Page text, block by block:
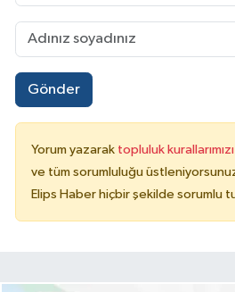
Gönder
Yorum yazarak topluluk kurallarımızı
ve tüm sorumluluğu
Elips Haber hiçbir şekilde sorumlu